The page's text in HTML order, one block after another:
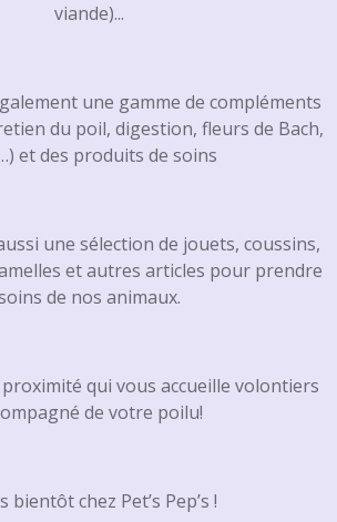
viande)...
une gamme de compléments
du poil, digestion, fleurs de Bach,
et des produits de soins
aussi une sélection de jouets, coussins,
et autres articles pour prendre
de nos animaux.
qui vous accueille volontiers
de votre poilu!
bientôt chez Pet’s Pep’s !